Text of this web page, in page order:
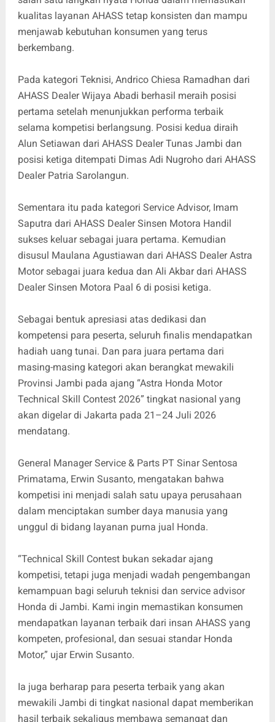
kualitas layanan AHASS tetap konsisten dan mampu
menjawab kebutuhan konsumen yang terus
berkembang.
Pada kategori Teknisi, Andrico Chiesa Ramadhan dari
AHASS Dealer Wijaya Abadi berhasil meraih posisi
pertama setelah menunjukkan performa terbaik
selama kompetisi berlangsung. Posisi kedua diraih
Alun Setiawan dari AHASS Dealer Tunas Jambi dan
posisi ketiga ditempati Dimas Adi Nugroho dari AHASS
Dealer Patria Sarolangun.
Sementara itu pada kategori Service Advisor, Imam
Saputra dari AHASS Dealer Sinsen Motora Handil
sukses keluar sebagai juara pertama. Kemudian
disusul Maulana Agustiawan dari AHASS Dealer Astra
Motor sebagai juara kedua dan Ali Akbar dari AHASS
Dealer Sinsen Motora Paal 6 di posisi ketiga.
Sebagai bentuk apresiasi atas dedikasi dan
kompetensi para peserta, seluruh finalis mendapatkan
hadiah uang tunai. Dan para juara pertama dari
masing-masing kategori akan berangkat mewakili
Provinsi Jambi pada ajang “Astra Honda Motor
Technical Skill Contest 2026” tingkat nasional yang
akan digelar di Jakarta pada 21–24 Juli 2026
mendatang.
General Manager Service & Parts PT Sinar Sentosa
Primatama, Erwin Susanto, mengatakan bahwa
kompetisi ini menjadi salah satu upaya perusahaan
dalam menciptakan sumber daya manusia yang
unggul di bidang layanan purna jual Honda.
“Technical Skill Contest bukan sekadar ajang
kompetisi, tetapi juga menjadi wadah pengembangan
kemampuan bagi seluruh teknisi dan service advisor
Honda di Jambi. Kami ingin memastikan konsumen
mendapatkan layanan terbaik dari insan AHASS yang
kompeten, profesional, dan sesuai standar Honda
Motor,” ujar Erwin Susanto.
Ia juga berharap para peserta terbaik yang akan
mewakili Jambi di tingkat nasional dapat memberikan
hasil terbaik sekaligus membawa semangat dan